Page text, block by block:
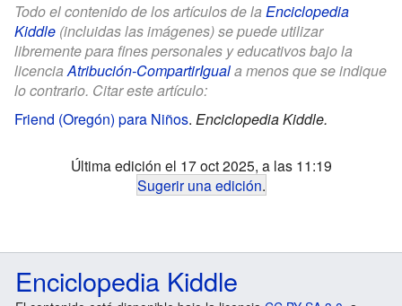
Todo el contenido de los artículos de la Enciclopedia
Kiddle (incluidas las imágenes) se puede utilizar
libremente para fines personales y educativos bajo la
licenciaAtribución-CompartirIguala menos que se indique
lo contrario. Citar este artículo:
Friend (Oregón) para Niños. Enciclopedia Kiddle.
Última edición el 17 oct 2025, a las 11:19
Sugerir una edición.
Enciclopedia Kiddle